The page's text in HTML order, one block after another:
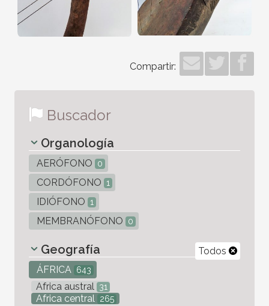
Compartir:
Buscador
Organología
AERÓFONO 0
CORDÓFONO 1
IDIÓFONO 1
MEMBRANÓFONO 0
Todos
Geografía
ÁFRICA 643
Africa austral 31
Africa central 265